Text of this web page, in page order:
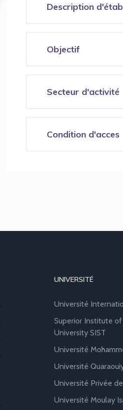
Description
Objectif
Secteur d'activité
Condition d'acces
UNIVERSITÉ
Université
Superior Institute of
University SIST
Université
Université
Université Privée
Université Moulay